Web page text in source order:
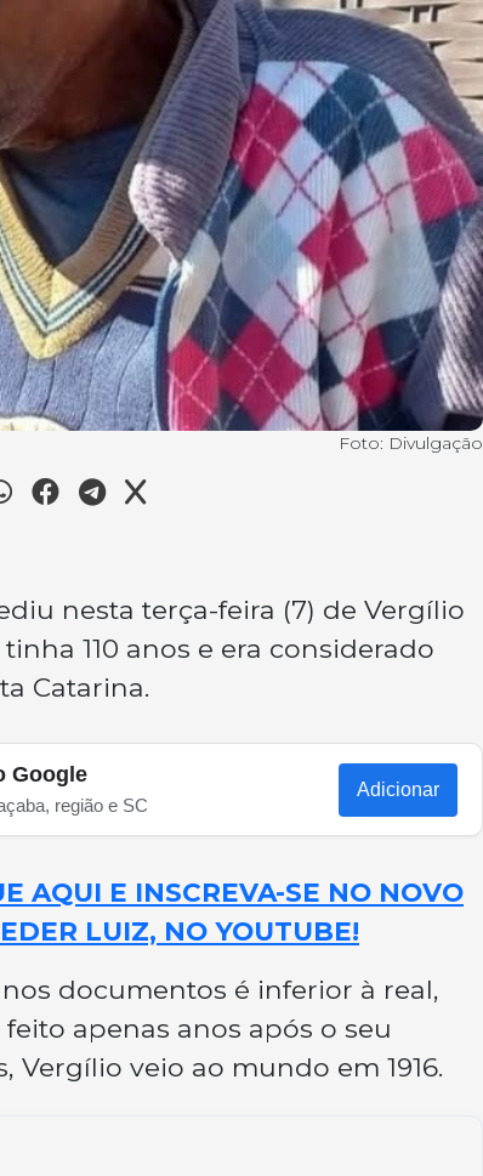
Foto: Divulgação
nesta terça-feira (7) de Vergílio
110 anos e era considerado
Catarina.
Google
região e SC
Adicionar
AQUI E INSCREVA-SE NO NOVO
LUIZ, NO YOUTUBE!
documentos é inferior à real,
apenas anos após o seu
Vergílio veio ao mundo em 1916.